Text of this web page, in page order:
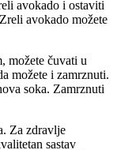
avokado i ostaviti
avokado možete
možete čuvati u
možete i zamrznuti.
soka. Zamrznuti
Za zdravlje
sastav